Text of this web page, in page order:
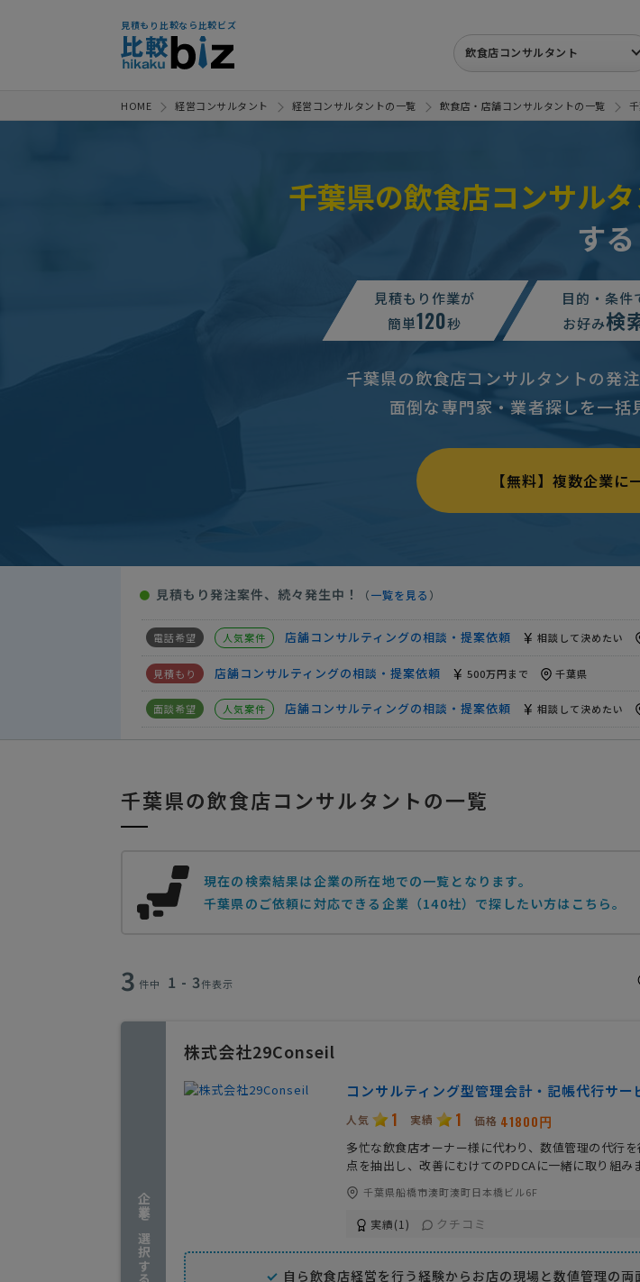
見積もり比較なら比較ビズ
飲食店コンサルタント
HOME 経営コンサルタント 経営コンサルタントの一覧 飲食店・店舗コンサルタントの一覧
千葉県の飲食店コンサルタ
する
見積もり作業が
簡単120秒
目的・条件
お好み検
千葉県の飲食店コンサルタントの発
面倒な専門家・業者探しを一括
【無料】複数企業に
● 見積もり発注案件、続々発生中！ （一覧を見る ）
月2万円まで 千
店舗コンサルティングの相談・提案依頼 相談して決めたい
店舗コンサルティングの相談・提案依頼 500万円まで 千葉県
【飲食業】店舗コンサルティングの相談・提案依頼 月30万
【飲食業/集客の強化】店舗コンサルティングの相談・提案依頼
店舗コンサルティングの相談・提案依頼 50万円まで 千
人気案件 【飲食店のコンサル希望】集客アップを目指したい 相談し
人気案件 店舗コンサルティングの相談・提案依頼
人気案件 店舗コンサルティングの相談・提案依頼 相談して決めたい
店舗コンサルティングの相談・提案依頼 500万円まで 千葉県
人気案件 店舗コンサルティングの相談・提案依頼 相談して決めたい
人気案件 【飲食業】店舗コンサルティングの相談・提案依頼 月30万
千葉県の飲食店コンサルタントの一覧
現在の検索結果は企業の所在地での一覧となります。
千葉県のご依頼に対応できる企業（140社）で探したい方はこちら。
3 件中 1 - 3件表示
企業を選択する
株式会社29Conseil
コンサルティング型管理会計・記帳代行サー
人気 1 実績 1 価格 41800円
多忙な飲食店オーナー様に代わり、数値管理の代行
点を抽出し、改善にむけてのPDCAに一緒に取り組み
千葉県船橋市湊町湊町日本橋ビル6F
実績(1) クチコミ
自ら飲食店経営を行う経験からお店の現場と数値管理の